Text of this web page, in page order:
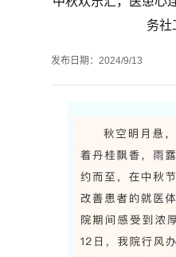
务社
发布日期： 2024/9/13